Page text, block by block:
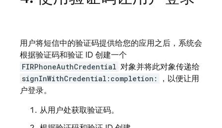
用户将短信中的验证码提供给您的应用之后，系统会
根据验证码和验证 ID 创建一个
FIRPhoneAuthCredential 对象并将此对象传递给
signInWithCredential:completion:
，以便让用
户登录。
从用户处获取验证码。